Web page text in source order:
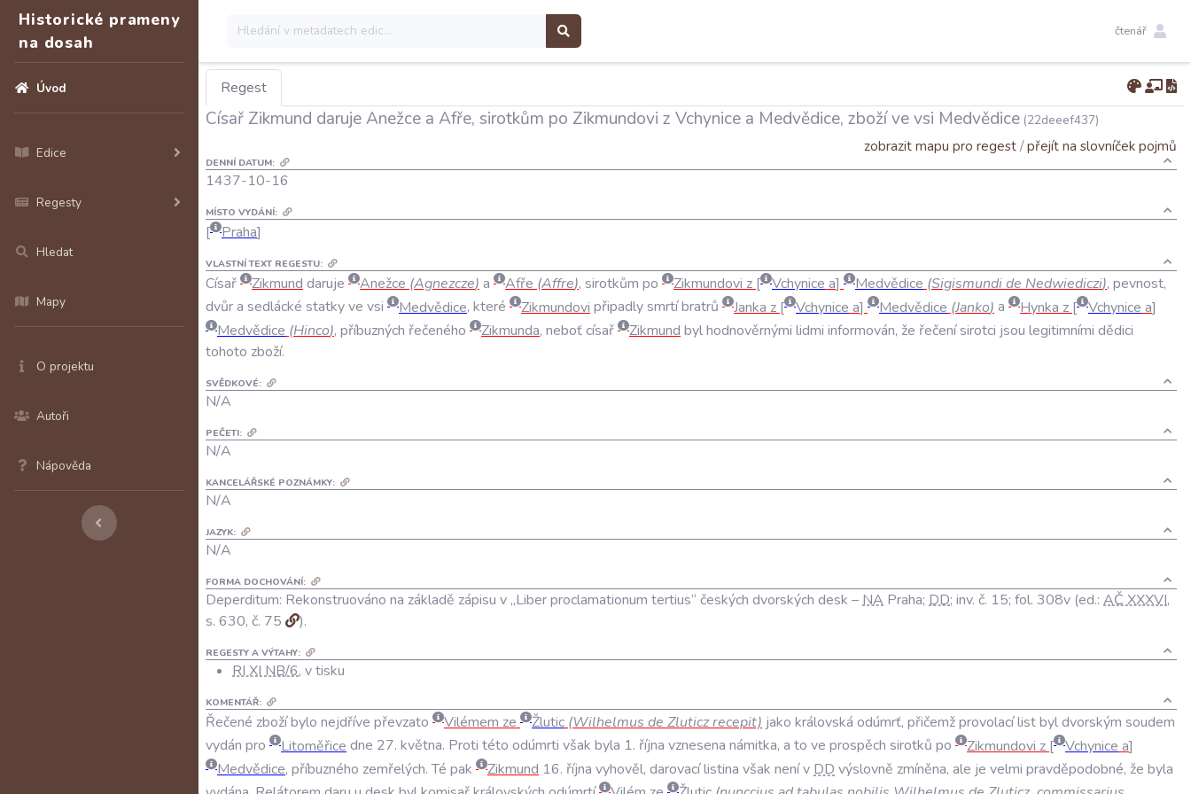
Historické prameny
na dosah
Úvod
Edice
Regesty
Hledat
Mapy
O projektu
Autoři
Nápověda
čtenář
Regest
Císař Zikmund daruje Anežce a Afře, sirotkům po Zikmundovi z Vchynice a Medvědice, zboží ve vsi Medvědice (22deeef437)
zobrazit mapu pro regest/přejít na slovníček pojmů
DENNÍ DATUM:
1437-10-16
MÍSTO VYDÁNÍ:
Praha
VLASTNÍ TEXT REGESTU:
Císař Zikmund daruje Anežce (Agnezcze) a Afře (Affre), sirotkům po Zikmundovi z Vchynice a Medvědice (Sigismundide Nedwiediczi), pevnost,
dvůra sedlácké statkyve vsi Medvědice, které Zikmundovi připadlysmrtíbratrů Janka z Vchynice a Medvědice (Janko) a Hynka z Vchynice a
Medvědice (Hinco), příbuzných řečeného Zikmunda, neboťcísař Zikmund bylhodnověrnými lidmi informován, že řečenísirotci jsou legitimními dědici
tohoto zboží.
SVĚDKOVÉ:
N/A
PEČETI:
N/A
KANCELÁŘSKÉ POZNÁMKY:
N/A
JAZYK:
N/A
FORMA DOCHOVÁNÍ:
Deperditum: Rekonstruováno na základě zápisu v „Liber proclamationum tertius“ českých dvorských desk –NA Praha; DD; inv. č. 15; fol. 308v (ed.: AČ XXXVI,
s. 630, č. 75
).
REGESTY A VÝTAHY:
RI XI NB/6, v tisku
KOMENTÁŘ:
Řečené zboží bylo nejdříve převzato Vilémem ze Žlutic (Wilhelmus de Zluticz recepit) jako královská odúmrť, přičemž provolací list byl dvorským soudem
vydán pro
Litoměřice dne 27. května. Proti této odúmrti však byla 1. října vznesena námitka, a to ve prospěch sirotků po Zikmundovi z Vchynice a
Medvědice, příbuzného zemřelých. Té pak Zikmund 16. října vyhověl, darovací listina však není v DD výslovně zmíněna, ale je velmi pravděpodobné, že byla